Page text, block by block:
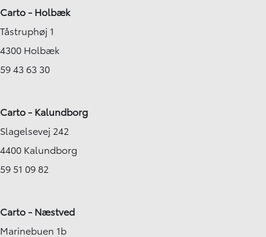
Carto - Holbæk
Tåstruphøj 1
4300 Holbæk
59 43 63 30
Carto - Kalundborg
Slagelsevej 242
4400 Kalundborg
59 51 09 82
Carto - Næstved
Marinebuen 1b